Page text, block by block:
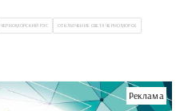
ЧЕРНОМОРСКИЙ РЭС ОТКЛЮЧЕНИЕ СВЕТА ЧЕРНОМОРСК
Реклама